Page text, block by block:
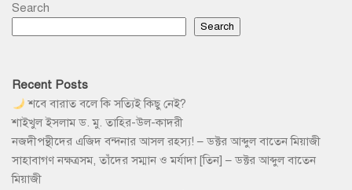
Search
Search
Recent Posts
শবে বারাত বলে কি সত্যিই কিছু নেই?
শাইখুল ইসলাম ড. মু. তাহির-উল-কাদরী
নজদীপন্থীদের এজিদ বন্দনার আসল রহস্য! – ডক্টর আব্দুল বাতেন মিয়াজী
সাহাবাগণ নক্ষত্রসম, তাঁদের সম্মান ও মর্যাদা [তিন] – ডক্টর আব্দুল বাতেন
মিয়াজী